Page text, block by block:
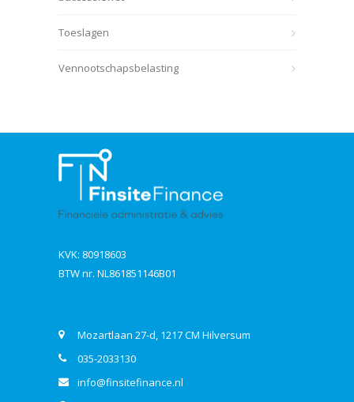
Toeslagen
Vennootschapsbelasting
KVK: 80918603
BTW nr. NL861851146B01
Mozartlaan 27-d, 1217 CM Hilversum
035-2033130
info@finsitefinance.nl